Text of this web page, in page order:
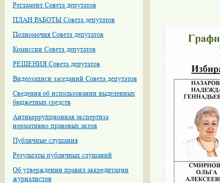
Регламент Совета депутатов
ПЛАН РАБОТЫ Совета депутатов
Полномочия Совета депутатов
Комиссии Совета депутатов
РЕШЕНИЯ Совета депутатов
Видеозаписи заседаний Совета депутатов
Сведения об использовании выделенных
бюджетных средств
Антикоррупционная экспертиза
нормативно правовых актов
Публичные слушания
Результаты публичных слушаний
Об утверждении правил аккредитации
журналистов